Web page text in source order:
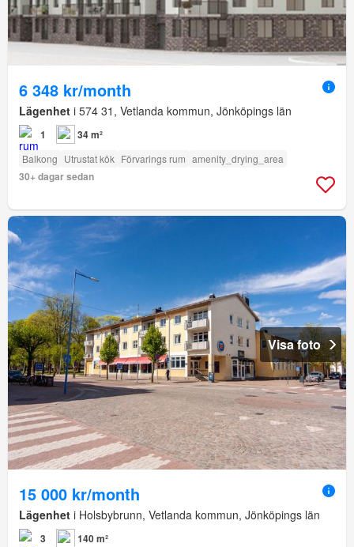
6 348 kr/month
Lägenhet i 574 31, Vetlanda kommun, Jönköpings län
1 34 m²
Balkong Utrustat kök Förvarings rum amenity_drying_area
30+ dagar sedan
Visa foto
15 000 kr/month
Lägenhet i Holsbybrunn, Vetlanda kommun, Jönköpings län
3 140 m²